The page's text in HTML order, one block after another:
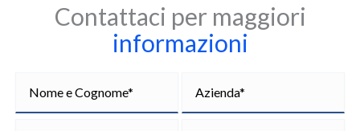
Contattaci per maggiori
informazioni